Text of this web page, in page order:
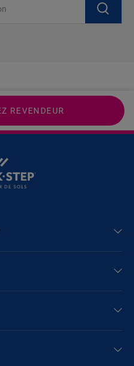
REVENDEUR